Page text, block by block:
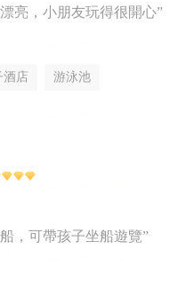
亮，小朋友玩得很開心”
酒店 游泳池
，可帶孩子坐船遊覽”